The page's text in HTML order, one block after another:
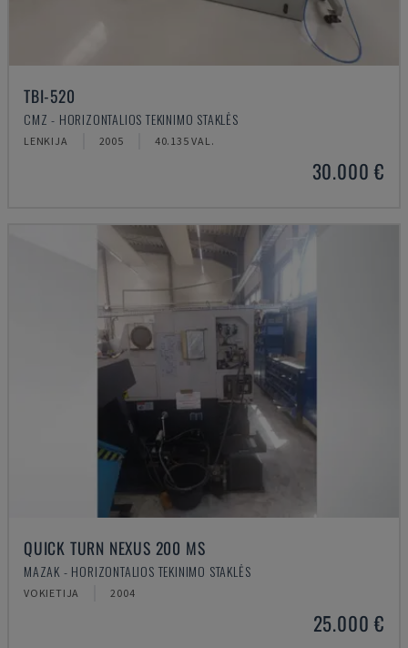
TBI-520
CMZ - HORIZONTALIOS TEKINIMO STAKLĖS
LENKIJA 2005 40.135 VAL.
30.000 €
QUICK TURN NEXUS 200 MS
MAZAK - HORIZONTALIOS TEKINIMO STAKLĖS
VOKIETIJA 2004
25.000 €